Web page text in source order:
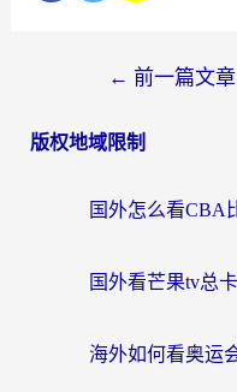
← 前一篇文章
版权地域限制